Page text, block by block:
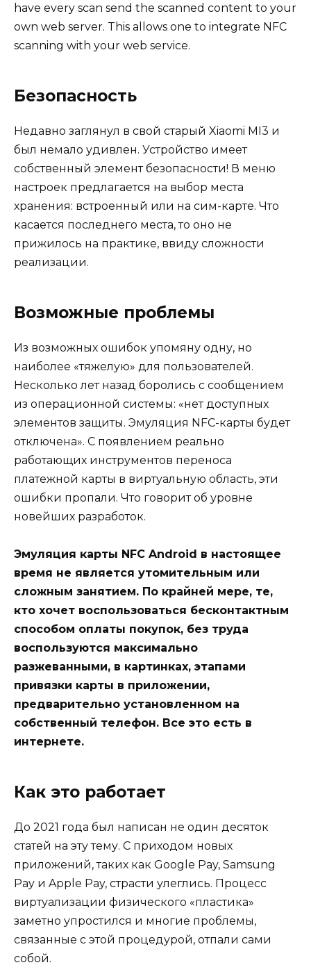
have every scan send the scanned content to your
own web server. This allows one to integrate NFC
scanning with your web service.
Безопасность
Недавно заглянул в свой старый Xiaomi MI3 и
был немало удивлен. Устройство имеет
собственный элемент безопасности! В меню
настроек предлагается на выбор места
хранения: встроенный или на сим-карте. Что
касается последнего места, то оно не
прижилось на практике, ввиду сложности
реализации.
Возможные проблемы
Из возможных ошибок упомяну одну, но
наиболее «тяжелую» для пользователей.
Несколько лет назад боролись с сообщением
из операционной системы: «нет доступных
элементов защиты. Эмуляция NFC-карты будет
отключена». С появлением реально
работающих инструментов переноса
платежной карты в виртуальную область, эти
ошибки пропали. Что говорит об уровне
новейших разработок.
Эмуляция карты NFC Android в настоящее
время не является утомительным или
сложным занятием. По крайней мере, те,
кто хочет воспользоваться бесконтактным
способом оплаты покупок, без труда
воспользуются максимально
разжеванными, в картинках, этапами
привязки карты в приложении,
предварительно установленном на
собственный телефон. Все это есть в
интернете.
Как это работает
До 2021 года был написан не один десяток
статей на эту тему. С приходом новых
приложений, таких как Google Pay, Samsung
Pay и Apple Pay, страсти улеглись. Процесс
виртуализации физического «пластика»
заметно упростился и многие проблемы,
связанные с этой процедурой, отпали сами
собой.